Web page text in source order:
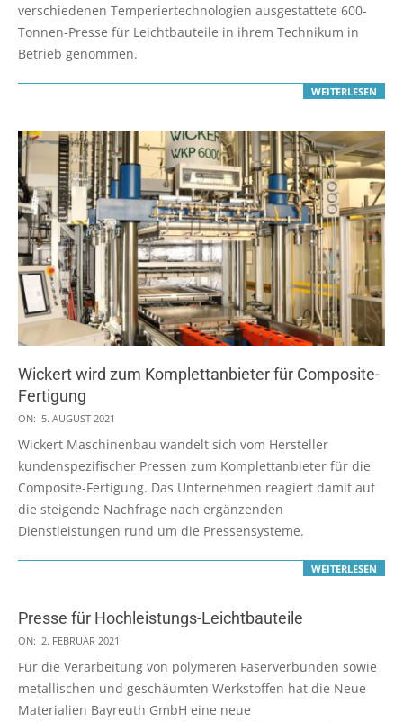
03
verschiedenen Temperiertechnologien ausgestattete 600-
Tonnen-Presse für Leichtbauteile in ihrem Technikum in
Betrieb genommen.
WEITERLESEN
Wickert wird zum Komplettanbieter für Composite-
Fertigung
2021-
08-
05
ON: 5. AUGUST 2021
Wickert Maschinenbau wandelt sich vom Hersteller
kundenspezifischer Pressen zum Komplettanbieter für die
Composite-Fertigung. Das Unternehmen reagiert damit auf
die steigende Nachfrage nach ergänzenden
Dienstleistungen rund um die Pressensysteme.
WEITERLESEN
Presse für Hochleistungs-Leichtbauteile
2021-
02-
02
ON: 2. FEBRUAR 2021
Für die Verarbeitung von polymeren Faserverbunden sowie
metallischen und geschäumten Werkstoffen hat die Neue
Materialien Bayreuth GmbH eine neue